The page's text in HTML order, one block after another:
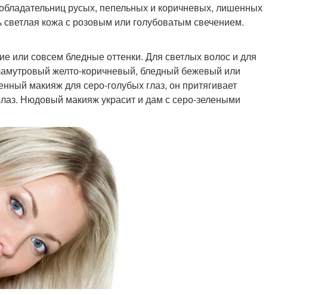
русых, пепельных и коричневых, лишенных
кожа с розовым или голубоватым свечением.
или совсем бледные оттенки. Для светлых волос и для
желто-коричневый, бледный бежевый или
макияж для серо-голубых глаз, он притягивает
Нюдовый макияж украсит и дам с серо-зелеными